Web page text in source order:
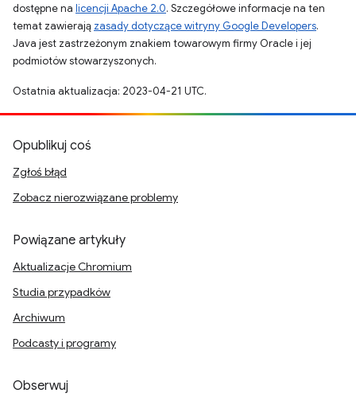
dostępne na licencji Apache 2.0. Szczegółowe informacje na ten
temat zawierają zasady dotyczące witryny Google Developers.
Java jest zastrzeżonym znakiem towarowym firmy Oracle i jej
podmiotów stowarzyszonych.
Ostatnia aktualizacja: 2023-04-21 UTC.
Opublikuj coś
Zgłoś błąd
Zobacz nierozwiązane problemy
Powiązane artykuły
Aktualizacje Chromium
Studia przypadków
Archiwum
Podcasty i programy
Obserwuj